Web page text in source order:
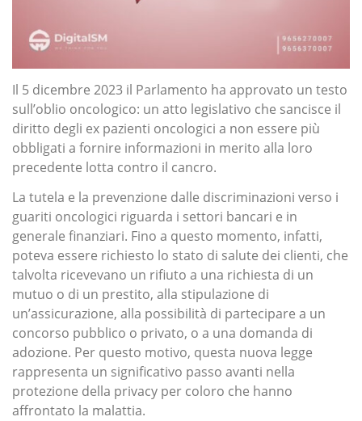
Il 5 dicembre 2023 il Parlamento ha approvato un testo
sull’oblio oncologico: un atto legislativo che sancisce il
diritto degli ex pazienti oncologici a non essere più
obbligati a fornire informazioni in merito alla loro
precedente lotta contro il cancro.
La tutela e la prevenzione dalle discriminazioni verso i
guariti oncologici riguarda i settori bancari e in
generale finanziari. Fino a questo momento, infatti,
poteva essere richiesto lo stato di salute dei clienti, che
talvolta ricevevano un rifiuto a una richiesta di un
mutuo o di un prestito, alla stipulazione di
un’assicurazione, alla possibilità di partecipare a un
concorso pubblico o privato, o a una domanda di
adozione. Per questo motivo, questa nuova legge
rappresenta un significativo passo avanti nella
protezione della privacy per coloro che hanno
affrontato la malattia.